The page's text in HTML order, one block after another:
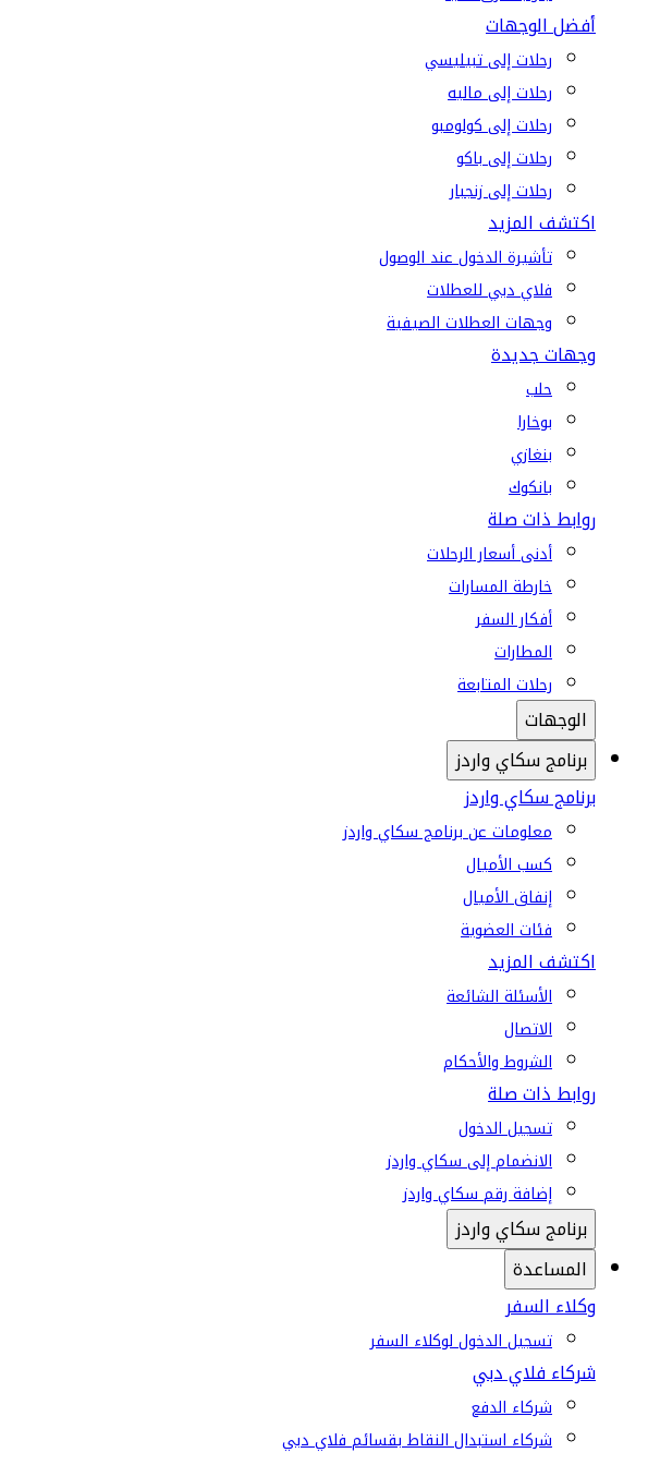
أفضل الوجهات
رحلات إلى تبيليسي
رحلات إلى ماليه
رحلات إلى كولومبو
رحلات إلى باكو
رحلات إلى زنجبار
اكتشف المزيد
تأشيرة الدخول عند الوصول
فلاي دبي للعطلات
وجهات العطلات الصيفية
وجهات جديدة
حلب
بوخارا
بنغازي
بانكوك
روابط ذات صلة
أدنى أسعار الرحلات
خارطة المسارات
أفكار السفر
المطارات
رحلات المتابعة
الوجهات
برنامج سكاي واردز
برنامج سكاي واردز
معلومات عن برنامج سكاي واردز
كسب الأميال
إنفاق الأميال
فئات العضوية
اكتشف المزيد
الأسئلة الشائعة
الاتصال
الشروط والأحكام
روابط ذات صلة
تسجيل الدخول
الانضمام إلى سكاي واردز
إضافة رقم سكاي واردز
برنامج سكاي واردز
المساعدة
وكلاء السفر
تسجيل الدخول لوكلاء السفر
شركاء فلاي دبي
شركاء الدفع
شركاء استبدال النقاط بقسائم فلاي دبي